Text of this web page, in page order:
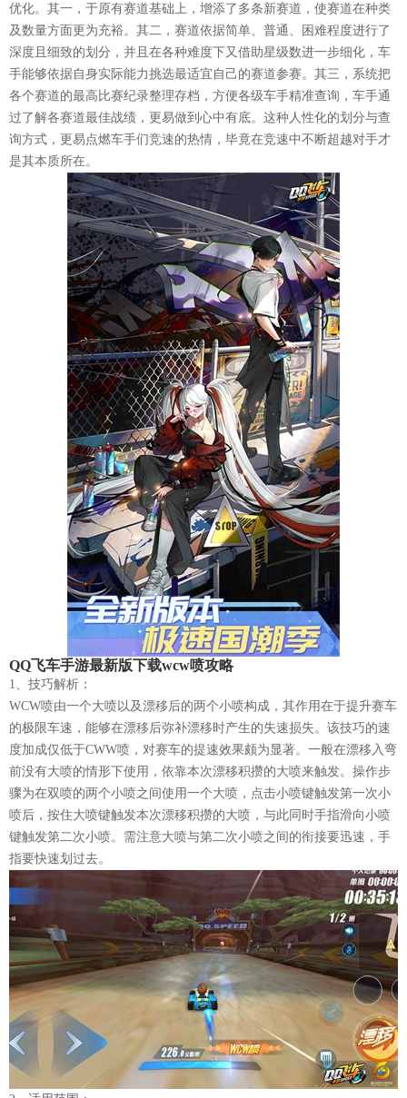
优化。其一，于原有赛道基础上，增添了多条新赛道，使赛道在种类
及数量方面更为充裕。其二，赛道依据简单、普通、困难程度进行了
深度且细致的划分，并且在各种难度下又借助星级数进一步细化，车
手能够依据自身实际能力挑选最适宜自己的赛道参赛。其三，系统把
各个赛道的最高比赛纪录整理存档，方便各级车手精准查询，车手通
过了解各赛道最佳战绩，更易做到心中有底。这种人性化的划分与查
询方式，更易点燃车手们竞速的热情，毕竟在竞速中不断超越对手才
是其本质所在。
QQ飞车手游最新版下载wcw喷攻略
1、技巧解析：
WCW喷由一个大喷以及漂移后的两个小喷构成，其作用在于提升赛车
的极限车速，能够在漂移后弥补漂移时产生的失速损失。该技巧的速
度加成仅低于CWW喷，对赛车的提速效果颇为显著。一般在漂移入弯
前没有大喷的情形下使用，依靠本次漂移积攒的大喷来触发。操作步
骤为在双喷的两个小喷之间使用一个大喷，点击小喷键触发第一次小
喷后，按住大喷键触发本次漂移积攒的大喷，与此同时手指滑向小喷
键触发第二次小喷。需注意大喷与第二次小喷之间的衔接要迅速，手
指要快速划过去。